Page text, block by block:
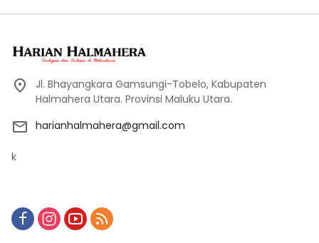
Jl. Bhayangkara Gamsungi-Tobelo, Kabupaten
Halmahera Utara. Provinsi Maluku Utara.
harianhalmahera@gmail.com
k